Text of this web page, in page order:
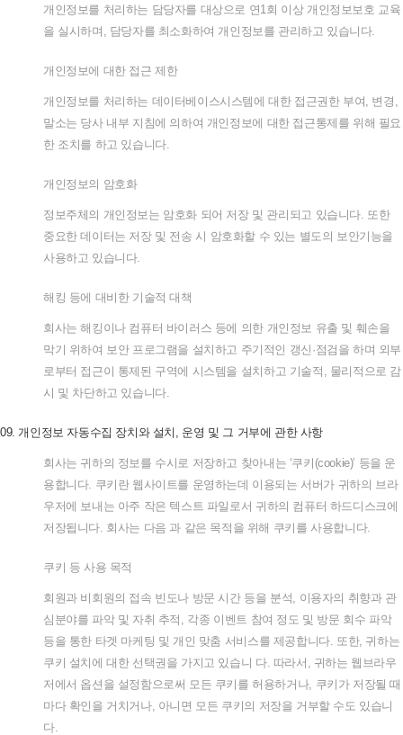
개인정보를 처리하는 담당자를 대상으로 연1회 이상 개인정보보호 교육
을 실시하며 , 담당자를 최소화하여 개인정보를 관리하고 있습니다.
개인정보에 대한 접근 제한
개인정보를 처리하는 데이터베이스시스템에 대한 접근권한 부여, 변경 ,
말소는 당사 내부 지침에 의하여 개인정보에 대한 접근통제를 위해 필요
한 조치를 하고 있습니다.
개인정보의 암호화
정보주체의 개인정보는 암호화 되어 저장 및 관리되고 있습니다. 또한
중요한 데이터는 저장 및 전송 시 암호화할 수 있는 별도의 보안기능을
사용하고 있습니다.
해킹 등에 대비한 기술적 대책
회사는 해킹이나 컴퓨터 바이러스 등에 의한 개인정보 유출 및 훼손을
막기 위하여 보안 프로그램을 설치하고 주기적인 갱신 ·점검을 하며 외부
로부터 접근이 통제된 구역에 시스템을 설치하고 기술적 , 물리적으로 감
시 및 차단하고 있습니다.
09.개인정보 자동수집 장치와 설치 , 운영 및 그 거부에 관한 사항
회사는 귀하의 정보를 수시로 저장하고 찾아내는 ‘쿠키 (cookie)’ 등을 운
용합니다. 쿠키란 웹사이트를 운영하는데 이용되는 서버가 귀하의 브라
우저에 보내는 아주 작은 텍스트 파일로서 귀하의 컴퓨터 하드디스크에
저장됩니다. 회사는 다음 과 같은 목적을 위해 쿠키를 사용합니다.
쿠키 등 사용 목적
회원과 비회원의 접속 빈도나 방문 시간 등을 분석, 이용자의 취향과 관
심분야를 파악 및 자취 추적 , 각종 이벤트 참여 정도 및 방문 회수 파악
등을 통한 타겟 마케팅 및 개인 맞춤 서비스를 제공합니다. 또한, 귀하는
쿠키 설치에 대한 선택권을 가지고 있습니 다. 따라서 , 귀하는 웹브라우
저에서 옵션을 설정함으로써 모든 쿠키를 허용하거나, 쿠키가 저장될 때
마다 확인을 거치거나, 아니면 모든 쿠키의 저장을 거부할 수도 있습니
다.